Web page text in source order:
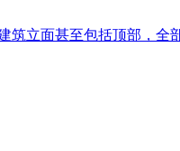
立面甚至包括顶部，